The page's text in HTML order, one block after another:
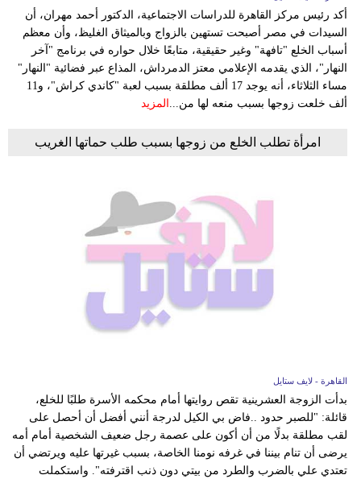
أكد رئيس مركز القاهرة للدراسات الاجتماعية، الدكتور أحمد مهران، أن
السيدات في مصر أصبحت تستهين بالزواج وبالميثاق الغليظ، وأن معظم
أسباب الخلع "تافهة" وغير حقيقية، متابعًا خلال حواره في برنامج "آخر
النهار"، الذي يقدمه الإعلامي معتز الدمرداش، المذاع عبر فضائية "النهار"
مساء الثلاثاء، أنه يوجد 17 ألف مطلقة بسبب لعبة "كاندي كراش"، و11
ألف خلعت زوجها بسبب منعه لها من... المزيد
امرأة تطلب الخلع من زوجها بسبب طلب حماتها الغريب
القاهرة - لايف ستايل
بدأت الزوجة العشرينية تقص روايتها أمام محكمه الأسرة طلبًا للخلع،
قائلة: "للصبر حدود ..فاض بي الكيل لدرجة أنني أفضل أن أحصل على
لقب مطلقة بدلًا من أن أكون على عصمة رجل ضعيف الشخصية أمام أمه
يرضى أن تنام بيننا في غرفه نومنا الخاصة، بسبب غيرتها عليه ويرتضي أن
تعتدي علي بالضرب والطرد من بيتي دون ذنب اقترفته". واستكملت